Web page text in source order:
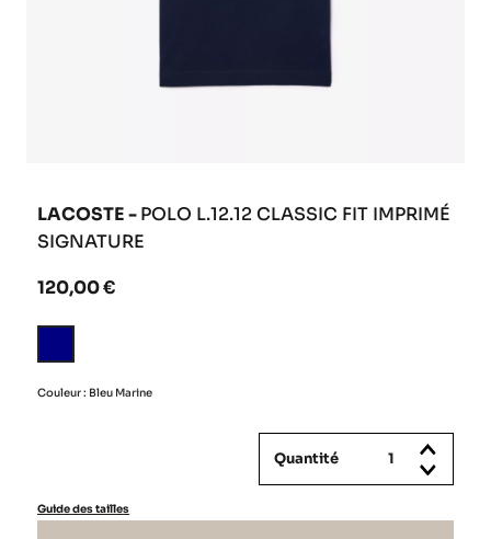
LACOSTE -POLO L.12.12 CLASSIC FIT IMPRIMÉ
SIGNATURE
120,00 €
Marine
Couleur : Bleu Marine
Quantité
Guide des tailles